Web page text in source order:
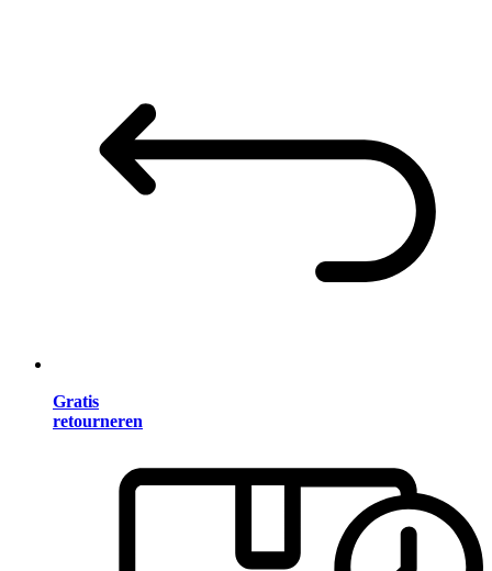
Gratis
retourneren